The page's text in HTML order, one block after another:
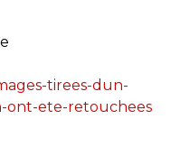
tirees-dun-
ont-ete-retouchees